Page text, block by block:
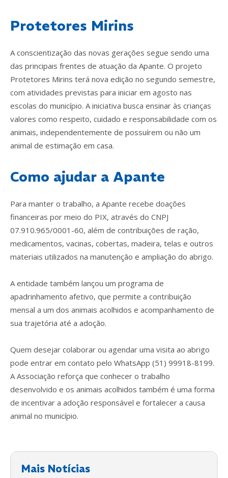
Protetores Mirins
A conscientização das novas gerações segue sendo uma
das principais frentes de atuação da Apante. O projeto
Protetores Mirins terá nova edição no segundo semestre,
com atividades previstas para iniciar em agosto nas
escolas do município. A iniciativa busca ensinar às crianças
valores como respeito, cuidado e responsabilidade com os
animais, independentemente de possuírem ou não um
animal de estimação em casa.
Como ajudar a Apante
Para manter o trabalho, a Apante recebe doações
financeiras por meio do PIX, através do CNPJ
07.910.965/0001-60, além de contribuições de ração,
medicamentos, vacinas, cobertas, madeira, telas e outros
materiais utilizados na manutenção e ampliação do abrigo.
A entidade também lançou um programa de
apadrinhamento afetivo, que permite a contribuição
mensal a um dos animais acolhidos e acompanhamento de
sua trajetória até a adoção.
Quem desejar colaborar ou agendar uma visita ao abrigo
pode entrar em contato pelo WhatsApp (51) 99918-8199.
A Associação reforça que conhecer o trabalho
desenvolvido e os animais acolhidos também é uma forma
de incentivar a adoção responsável e fortalecer a causa
animal no município.
Mais Notícias